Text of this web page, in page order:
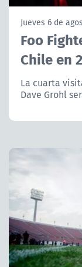
ACTUALIDAD
Jueves 6 de
Foo
Chile en
La cuarta
Dave Grohl